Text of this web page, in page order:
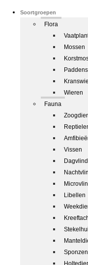
Soortgroepen
Flora
Mossen
Wieren
Fauna
Vissen
Libellen
Sponzen